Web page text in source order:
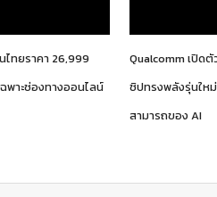
ไทยราคา 26,999
พาะช่องทางออนไลน์
Qualcomm เปิด
ชิปทรงพลังรุ่นให
สามารถของ AI